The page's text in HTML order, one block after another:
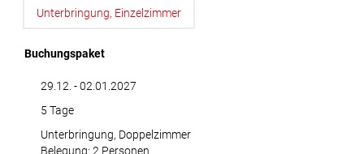
Unterbringung, Einzelzimmer
Buchungspaket
29.12. - 02.01.2027
5 Tage
Unterbringung, Doppelzimmer
Belegung: 2 Personen